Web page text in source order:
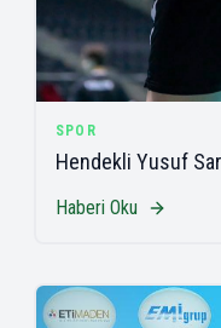
SPOR
Hendekli Yusuf
Haberi Oku